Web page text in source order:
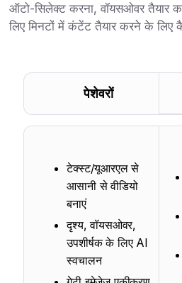
ऑटो-सिलेक्ट करना, वॉयसओवर तैयार
लिए मिनटों में कंटेंट तैयार करने के लिए
पेशेवरों
टेक्स्ट/यूआरएल से
आसानी से वीडियो
बनाएं
दृश्य, वॉयसओवर,
उपशीर्षक के लिए AI
स्वचालन